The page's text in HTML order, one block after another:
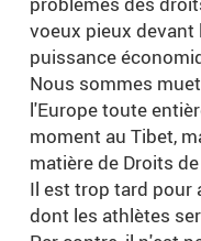
voeux pieux
puissance
Nous sommes
l'Europe toute
moment au Tibet,
matière de Droits
Il est trop tard pour
dont les athlètes